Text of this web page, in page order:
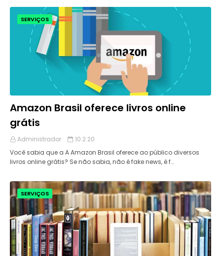
SERVIÇOS
Amazon Brasil oferece livros online
grátis
Administrador
10.2.20
Você sabia que a A Amazon Brasil oferece ao público diversos
livros online grátis? Se não sabia, não é fake news, é f…
SERVIÇOS